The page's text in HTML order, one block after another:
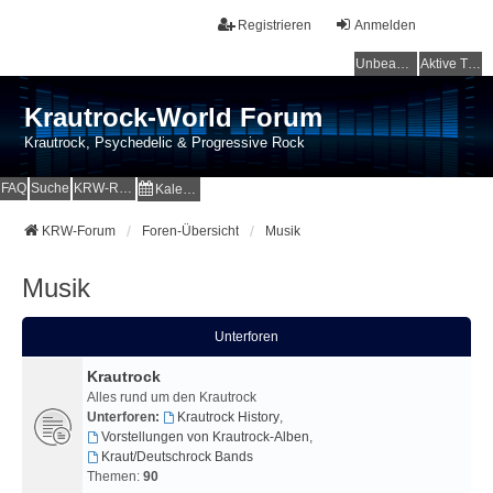
Anmelden
Registrieren
Unbeantwortete Themen Aktive Themen
Krautrock-World Forum
Krautrock, Psychedelic & Progressive Rock
FAQ Suche KRW-Radio Kalender
KRW-Forum Foren-Übersicht Musik
Musik
Unterforen
Krautrock
Alles rund um den Krautrock
Unterforen:
Krautrock History,
Vorstellungen von Krautrock-Alben,
Kraut/Deutschrock Bands
Themen: 90